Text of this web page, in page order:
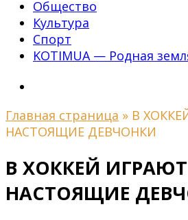
Общество
Культура
Спорт
KOTIMUA — Родная
Главная страница » В
НАСТОЯЩИЕ ДЕВЧОНКИ
В ХОККЕЙ ИГРАЮТ
НАСТОЯЩИЕ